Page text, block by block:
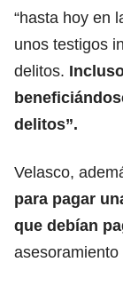
“hasta hoy en
unos testigos
delitos.
delitos”.
Velasco,
para pagar
que debían
asesoramiento